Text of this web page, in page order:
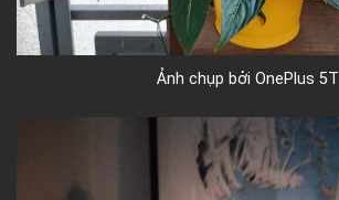
Ảnh chụp bởi OnePlus 5T